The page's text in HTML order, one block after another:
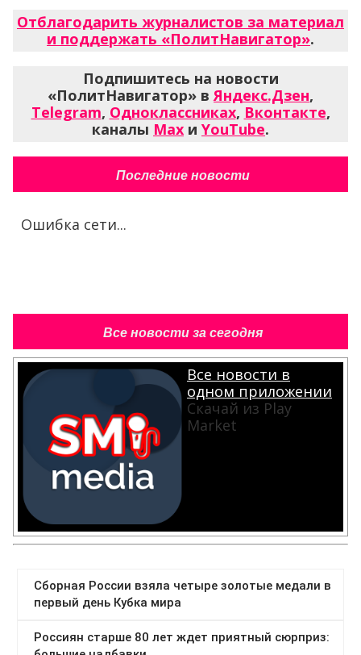
Отблагодарить журналистов за материал
и поддержать «ПолитНавигатор».
Подпишитесь на новости
«ПолитНавигатор» вЯндекс.Дзен,
Telegram, Одноклассниках, Вконтакте,
каналы Max и YouTube.
Последние новости
Ошибка сети...
Все новости за сегодня
Все новости в
одном приложении
Скачай из Play
Market